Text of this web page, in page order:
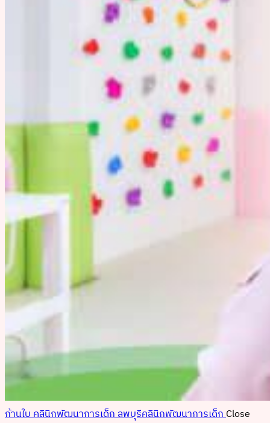
ก้านใบ คลินิกพัฒนาการเด็ก ลพบุรีคลินิกพัฒนาการเด็กClose